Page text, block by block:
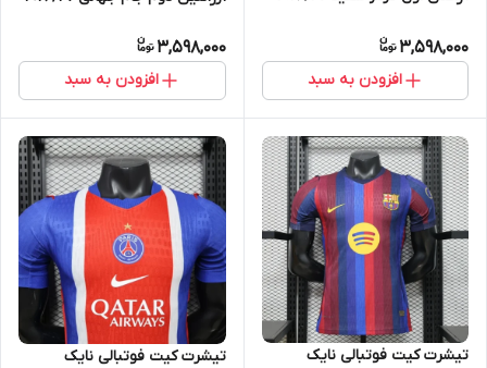
3,598,000
افزودن به سبد
2XL
3,598,000
افزودن به سبد
تیشرت کیت فوتبالی نایک
تیشرت کیت فوتبالی نایک